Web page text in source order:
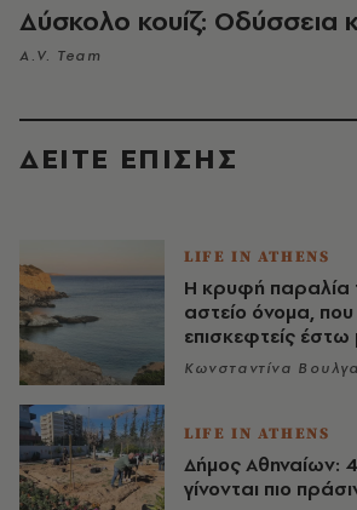
Δύσκολο κουίζ: Οδύσσεια
A.V. Team
ΔΕΙΤΕ ΕΠΙΣΗΣ
LIFE IN ATHENS
Η κρυφή παραλία
αστείο όνομα, που
επισκεφτείς
Κωνσταντίνα
LIFE IN ATHENS
Δήμος Αθηναίων:
γίνονται πιο